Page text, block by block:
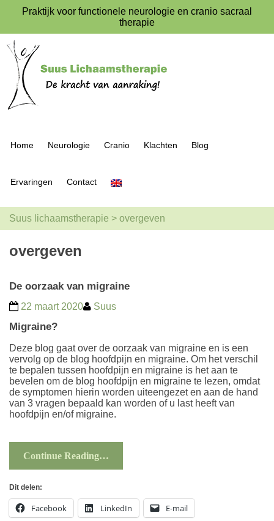
Praktijk voor functionele neurologie en cranio sacraal
therapie
Home Neurologie Cranio Klachten Blog
Ervaringen Contact
Suus lichaamstherapie > overgeven
overgeven
De oorzaak van migraine
22 maart 2020 Suus
Migraine?
Deze blog gaat over de oorzaak van migraine en is een
vervolg op de blog hoofdpijn en migraine. Om het verschil
te bepalen tussen hoofdpijn en migraine is het aan te
bevelen om de blog hoofdpijn en migraine te lezen, omdat
de symptomen hierin worden uiteengezet en aan de hand
van 3 vragen bepaald kan worden of u last heeft van
hoofdpijn en/of migraine.
Continue Reading…
Dit delen:
Facebook LinkedIn E-mail